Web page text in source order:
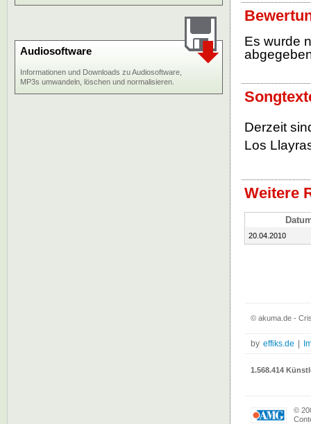
Es wurde
Derzeit
Los
Weitere
20.04.2010
Audiosoftware
Informationen und Downloads zu Audiosoftware,
MP3s umwandeln, löschen und normalisieren.
© akuma.de -
by effiks.de
1.568.414
©